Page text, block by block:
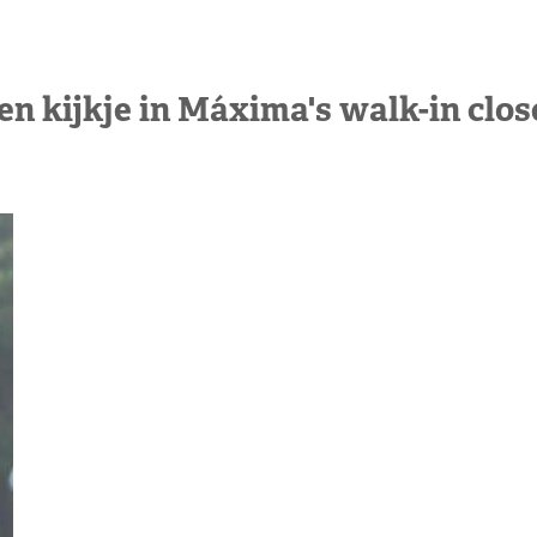
kijkje in Máxima's walk-in